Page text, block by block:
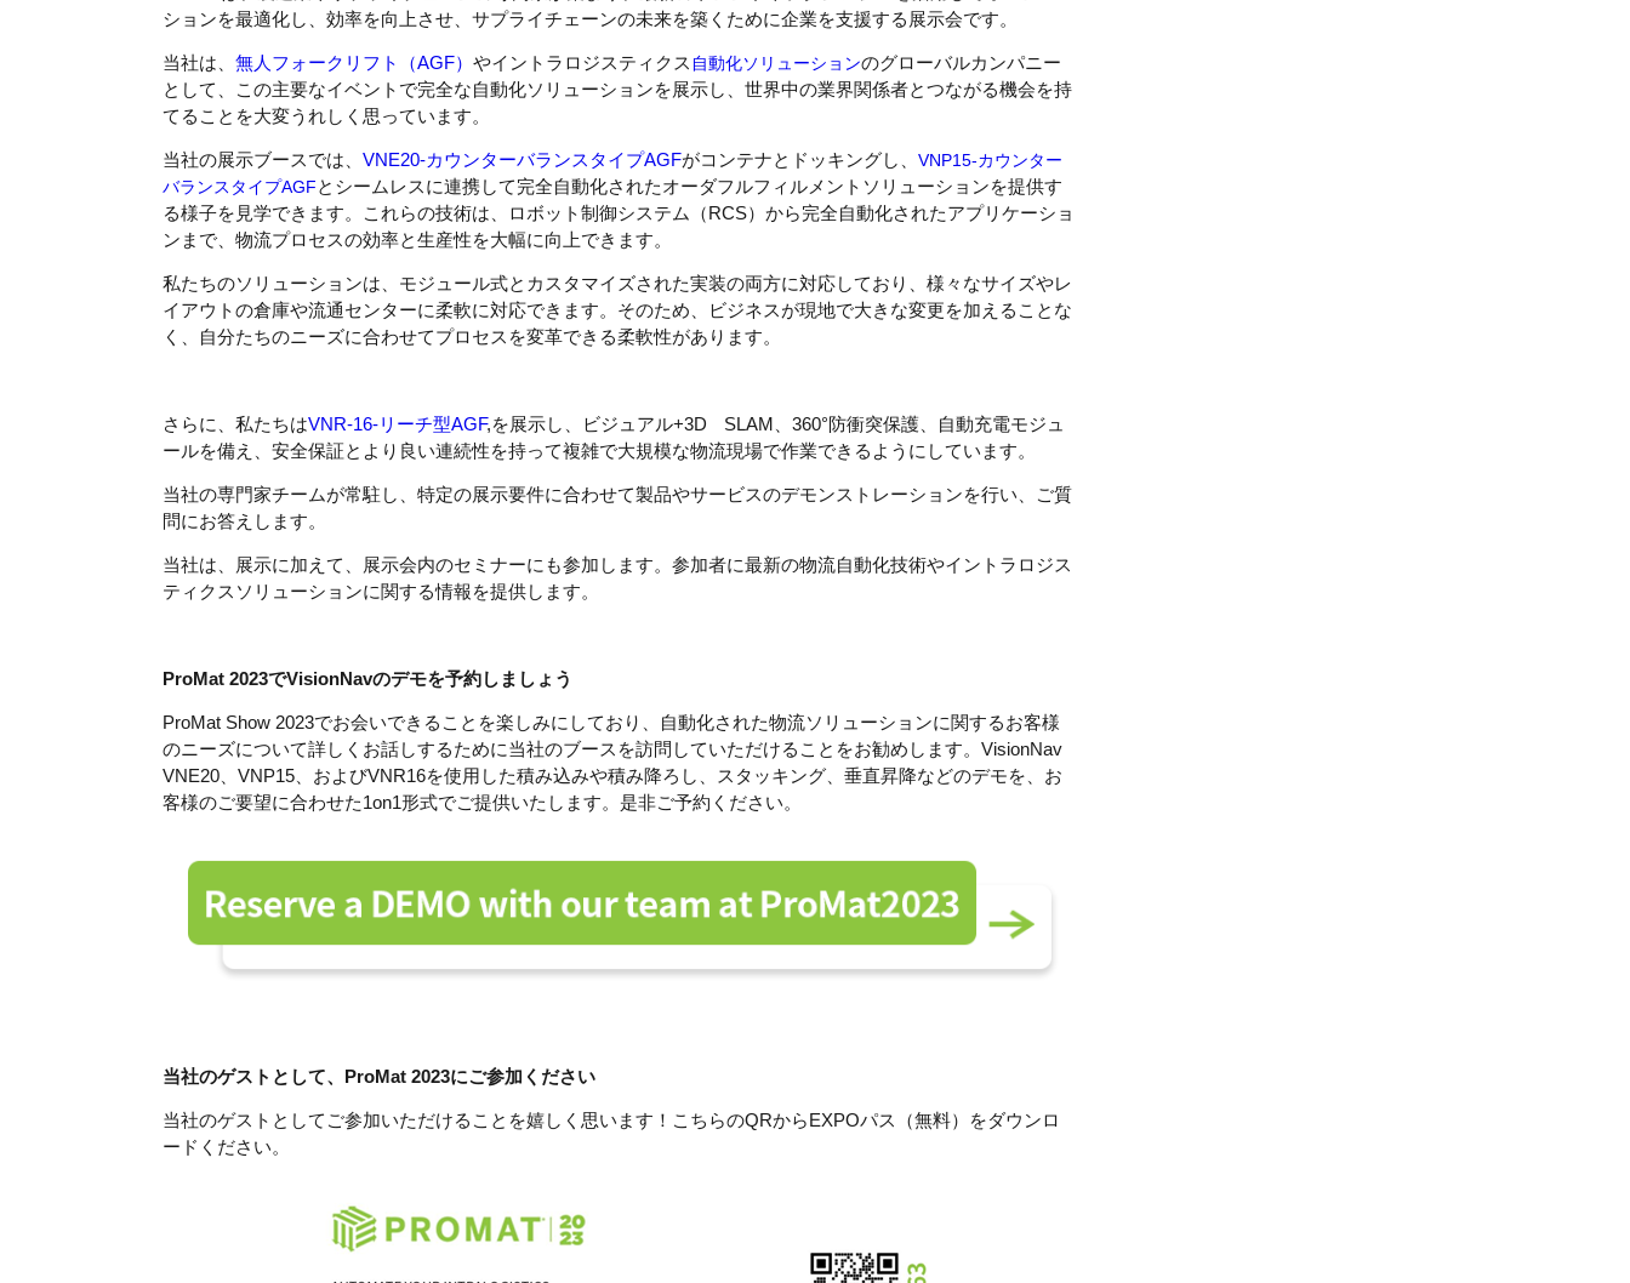
ションを最適化し、効率を向上させ、サプライチェーンの未来を築くために企業を支援する展示会です。
当社は、無人フォークリフト （AGF）やイントラロジスティクス 自動化ソリューションのグローバルカンパニー
として、この主要なイベントで完全な自動化ソリューションを展示し、世界中の業界関係者とつながる機会を持
てることを大変うれしく思っています。
当社の展示ブースでは、VNE20-カウンターバランスタイプAGFがコンテナとドッキングし、VNP15-カウンター
バランスタイプAGFとシームレスに連携して完全自動化されたオーダフルフィルメントソリューションを提供す
る様子を見学できます。これらの技術は、ロボット制御システム（RCS）から完全自動化されたアプリケーショ
ンまで、物流プロセスの効率と生産性を大幅に向上できます。
私たちのソリューションは、モジュール式とカスタマイズされた実装の両方に対応しており、様々なサイズやレ
イアウトの倉庫や流通センターに柔軟に対応できます。そのため、ビジネスが現地で大きな変更を加えることな
く、自分たちのニーズに合わせてプロセスを変革できる柔軟性があります。
さらに、私たちはVNR-16-リーチ型AGF,を展示し、ビジュアル+3D SLAM
、360°防衝突保護、自動充電モジュ
ールを備え、安全保証とより良い連続性を持って複雑で大規模な物流現場で作業できるようにしています。
当社の専門家チームが常駐し、特定の展示要件に合わせて製品やサービスのデモンストレーションを行い、ご質
問にお答えします。
当社は、展示に加えて、展示会内のセミナーにも参加します。参加者に最新の物流自動化技術やイントラロジス
ティクスソリューションに関する情報を提供します。
ProMat 2023でVisionNavのデモを予約しましょう
ProMat Show 2023でお会いできることを楽しみにしており、自動化された物流ソリューションに関するお客様
のニーズについて詳しくお話しするために当社のブースを訪問していただけることをお勧めします。VisionNav
VNE20、VNP15、およびVNR16を使用した積み込みや積み降ろし、スタッキング、垂直昇降などのデモを、お
客様のご要望に合わせた1on1形式でご提供いたします。是非ご予約ください。
当社のゲストとして、ProMat 2023にご参加ください
当社のゲストとしてご参加いただけることを嬉しく思います！こちらのQRからEXPOパス（無料）をダウンロ
ードください。